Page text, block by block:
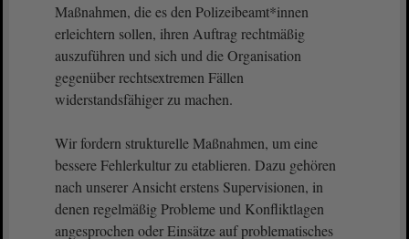
Maßnahmen, die es den Polizeibeamt*innen
erleichtern sollen, ihren Auftrag rechtmäßig
auszuführen und sich und die Organisation
gegenüber rechtsextremen Fällen
widerstandsfähiger zu machen.
Wir fordern strukturelle Maßnahmen, um eine
bessere Fehlerkultur zu etablieren. Dazu gehören
nach unserer Ansicht erstens Supervisionen, in
denen regelmäßig Probleme und Konfliktlagen
angesprochen oder Einsätze auf problematisches